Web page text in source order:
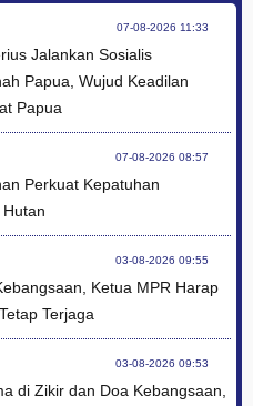
07-08-2026 11:33
Jalankan Sosialis
Papua, Wujud Keadilan
Papua
07-08-2026 08:57
Perkuat Kepatuhan
03-08-2026 09:55
Ketua MPR Harap
Terjaga
03-08-2026 09:53
di Zikir dan Doa Kebangsaan,